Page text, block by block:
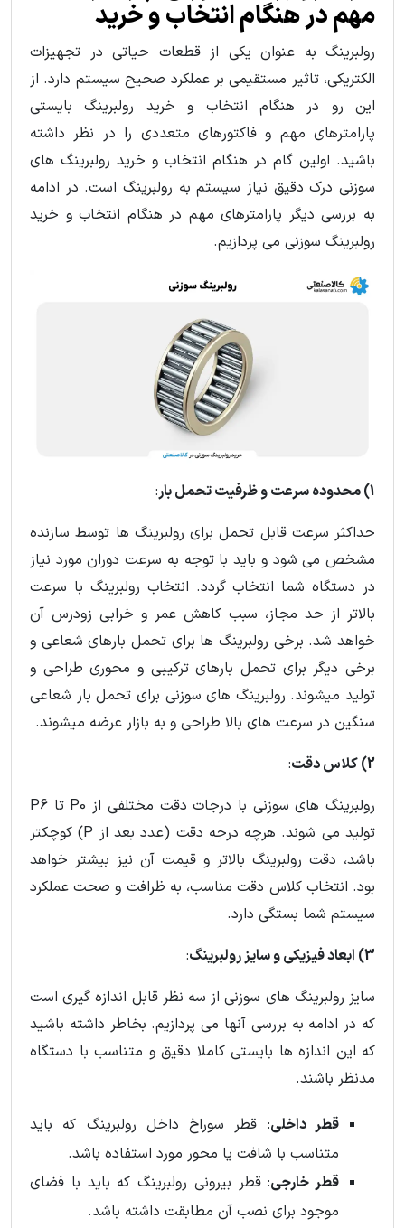
مهم در هنگام انتخاب و خرید
رولبرینگ به عنوان یکی از قطعات حیاتی در تجهیزات
الکتریکی، تاثیر مستقیمی بر عملکرد صحیح سیستم دارد. از
این رو در هنگام انتخاب و خرید رولبرینگ بایستی
پارامترهای مهم و فاکتورهای متعددی را در نظر داشته
باشید. اولین گام در هنگام انتخاب و خرید رولبرینگ های
سوزنی درک دقیق نیاز سیستم به رولبرینگ است. در ادامه
به بررسی دیگر پارامترهای مهم در هنگام انتخاب و خرید
رولبرینگ سوزنی می پردازیم.
1) محدوده سرعت و ظرفیت تحمل بار
:
حداکثر سرعت قابل تحمل برای رولبرینگ ها توسط سازنده
مشخص می شود و باید با توجه به سرعت دوران مورد نیاز
در دستگاه شما انتخاب گردد. انتخاب رولبرینگ با سرعت
بالاتر از حد مجاز، سبب کاهش عمر و خرابی زودرس آن
خواهد شد. برخی رولبرینگ ها برای تحمل بارهای شعاعی و
برخی دیگر برای تحمل بارهای ترکیبی و محوری طراحی و
تولید میشوند. رولبرینگ های سوزنی برای تحمل بار شعاعی
سنگین در سرعت های بالا طراحی و به بازار عرضه میشوند.
2) کلاس دقت
:
رولبرینگ های سوزنی با درجات دقت مختلفی از P0 تا P6
تولید می شوند. هرچه درجه دقت (عدد بعد از P) کوچکتر
باشد، دقت رولبرینگ بالاتر و قیمت آن نیز بیشتر خواهد
بود. انتخاب کلاس دقت مناسب، به ظرافت و صحت عملکرد
سیستم شما بستگی دارد.
3) ابعاد فیزیکی و سایز رولبرینگ
:
سایز رولبرینگ های سوزنی از سه نظر قابل اندازه گیری است
که در ادامه به بررسی آنها می پردازیم. بخاطر داشته باشید
که این اندازه ها بایستی کاملا دقیق و متناسب با دستگاه
مدنظر باشند.
قطر داخلی: قطر سوراخ داخل رولبرینگ که باید
متناسب با شافت یا محور مورد استفاده باشد.
قطر خارجی: قطر بیرونی رولبرینگ که باید با فضای
موجود برای نصب آن مطابقت داشته باشد.